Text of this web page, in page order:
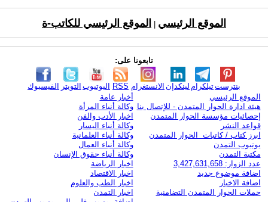
الموقع الرئيسي الموقع الرئيسي للكاتب-ة
تابعونا على:
الفيسبوك التويتر اليوتيوب RSS الانستغرام لينكدإن تيلكرامبنترست
الموقع الرئيسي
هيئة ادارة الحوار المتمدن - للإتصال بنا
إحصائيات مؤسسة الحوار المتمدن
قواعد النشر
ابرز كتاب / كاتبات الحوار المتمدن
يوتيوب التمدن
مكتبة التمدن
عدد الزوار: 3,427,631,658
اضافة موضوع جديد
اضافة الاخبار
حملات الحوار المتمدن التضامنية
أخبار عامة
وكالة أنباء المرأة
اخبار الأدب والفن
وكالة أنباء اليسار
وكالة أنباء العلمانية
وكالة أنباء العمال
وكالة أنباء حقوق الإنسان
اخبار الرياضة
اخبار الاقتصاد
اخبار الطب والعلوم
اخبار التمدن